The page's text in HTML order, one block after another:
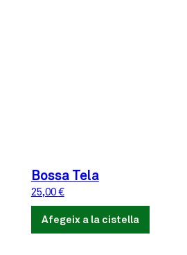
Bossa Tela
25,00 €
Afegeix a la cistella